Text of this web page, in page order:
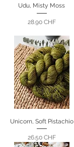
Udu, Misty Moss
Prix
28.90 CHF
Unicorn, Soft Pistachio
Prix
26.50 CHF